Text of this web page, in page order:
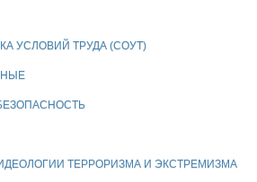
УСЛОВИЙ ТРУДА (СОУТ)
ТЕРРОРИЗМА И ЭКСТРЕМИЗМА